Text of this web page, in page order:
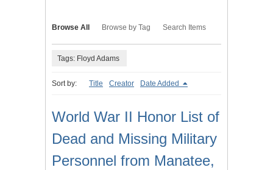
Browse All Browse by Tag Search Items
Tags: Floyd Adams
Sort by: Title Creator Date Added
World War II Honor List of
Dead and Missing Military
Personnel from Manatee,